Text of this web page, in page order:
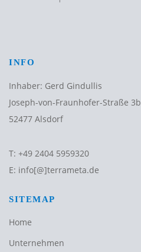
INFO
Inhaber: Gerd Gindullis
Joseph-von-Fraunhofer-Straße 3b
52477 Alsdorf
T: +49 2404 5959320
E: info[@]terrameta.de
SITEMAP
Home
Unternehmen